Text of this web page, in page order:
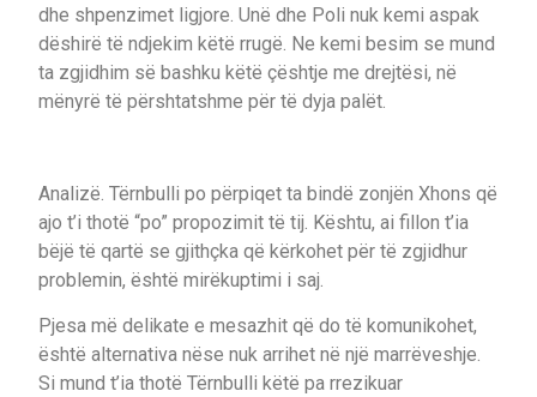
dhe shpenzimet ligjore. Unë dhe Poli nuk kemi aspak
dëshirë të ndjekim këtë rrugë. Ne kemi besim se mund
ta zgjidhim së bashku këtë çështje me drejtësi, në
mënyrë të përshtatshme për të dyja palët.
Analizë. Tërnbulli po përpiqet ta bindë zonjën Xhons që
ajo t’i thotë “po” propozimit të tij. Kështu, ai fillon t’ia
bëjë të qartë se gjithçka që kërkohet për të zgjidhur
problemin, është mirëkuptimi i saj.
Pjesa më delikate e mesazhit që do të komunikohet,
është alternativa nëse nuk arrihet në një marrëveshje.
Si mund t’ia thotë Tërnbulli këtë pa rrezikuar